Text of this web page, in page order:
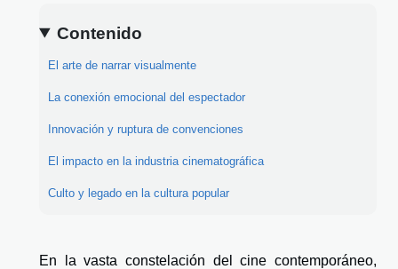
Contenido
El arte de narrar visualmente
La conexión emocional del espectador
Innovación y ruptura de convenciones
El impacto en la industria cinematográfica
Culto y legado en la cultura popular
En la vasta constelación del cine contemporáneo,